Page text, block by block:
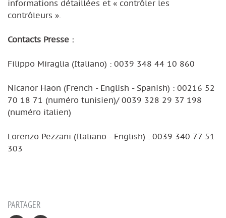
informations détaillées et « contrôler les
contrôleurs ».
Contacts Presse :
Filippo Miraglia (Italiano) : 0039 348 44 10 860
Nicanor Haon (French - English - Spanish) : 00216 52
70 18 71 (numéro tunisien)/ 0039 328 29 37 198
(numéro italien)
Lorenzo Pezzani (Italiano - English) : 0039 340 77 51
303
PARTAGER